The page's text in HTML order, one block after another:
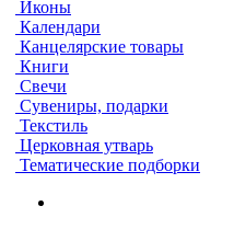
Иконы
Календари
Канцелярские товары
Книги
Свечи
Сувениры, подарки
Текстиль
Церковная утварь
Тематические подборки